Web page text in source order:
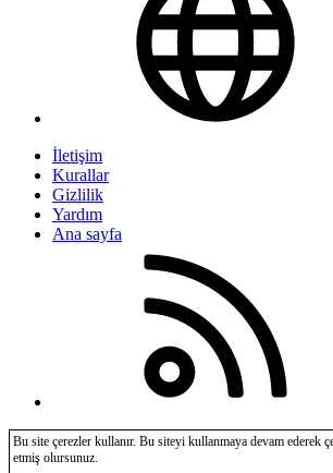
İletişim
Kurallar
Gizlilik
Yardım
Ana sayfa
Bu site çerezler kullanır. Bu siteyi kullanmaya devam ederek
etmiş olursunuz.